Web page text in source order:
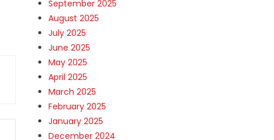
September 2025
August 2025
July 2025
June 2025
May 2025
April 2025
March 2025
February 2025
January 2025
December 2024